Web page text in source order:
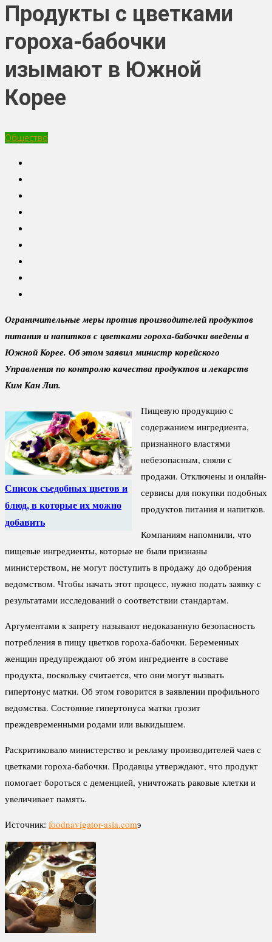
Продукты с цветками
гороха-бабочки
изымают в Южной
Корее
Общество
Ограничительные меры против производителей продуктов
питания и напитков с цветками гороха-бабочки введены в
Южной Корее. Об этом заявил министр корейского
Управления по контролю качества продуктов и лекарств
Ким Кан Лип.
Список съедобных цветов и
блюд, в которые их можно
добавить
Пищевую продукцию с
содержанием ингредиента,
признанного властями
небезопасным, сняли с
продажи. Отключены и онлайн-
сервисы для покупки подобных
продуктов питания и напитков.
Компаниям напомнили, что
пищевые ингредиенты, которые не были признаны
министерством, не могут поступить в продажу до одобрения
ведомством. Чтобы начать этот процесс, нужно подать заявку с
результатами исследований о соответствии стандартам.
Аргументами к запрету называют недоказанную безопасность
потребления в пищу цветков гороха-бабочки. Беременных
женщин предупреждают об этом ингредиенте в составе
продукта, поскольку считается, что они могут вызвать
гипертонус матки. Об этом говорится в заявлении профильного
ведомства. Состояние гипертонуса матки грозит
преждевременными родами или выкидышем.
Раскритиковало министерство и рекламу производителей чаев с
цветками гороха-бабочки. Продавцы утверждают, что продукт
помогает бороться с деменцией, уничтожать раковые клетки и
увеличивает память.
Источник: foodnavigator-asia.comэ